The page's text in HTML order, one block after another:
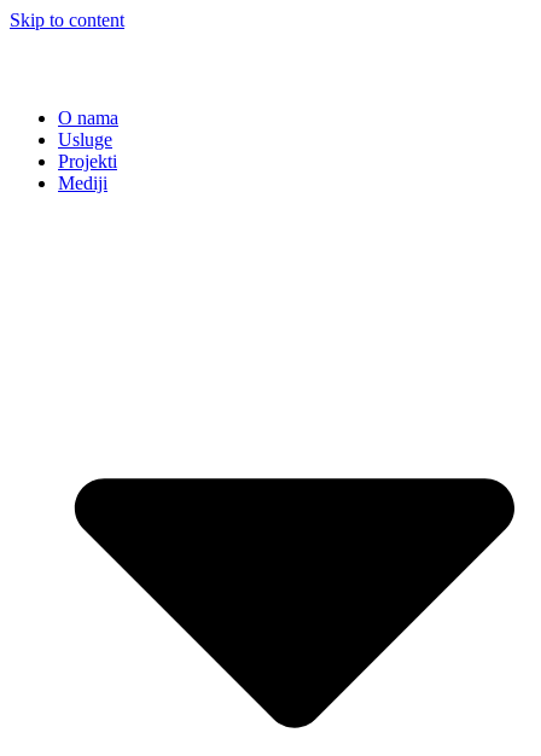
Skip to content
O nama
Usluge
Projekti
Mediji